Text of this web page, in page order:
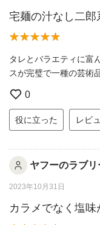
宅麺の汁なし二郎
タレとバラエティに富
スが完璧で一種の芸術
0
役に立った レビ
ヤフーのラブリ
2023年10月31日
カラメでなく塩味